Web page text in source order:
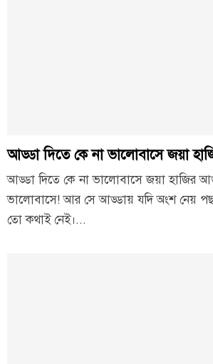
আড্ডা দিতে কে না ভালোবাসে জয়া
আড্ডা দিতে কে না ভালোবাসে জয়া হাজির
ভালোবাসে! আর সে আড্ডায় যদি অংশ নেয়
তো কথাই নেই।...